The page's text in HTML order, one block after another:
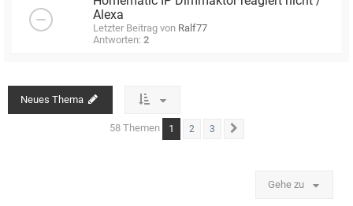
Alexa
Letzter Beitrag von Ralf77
Antworten: 2
Neues Thema
58 Themen 1 2 3
Gehe zu